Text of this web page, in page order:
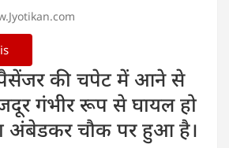
पैसेंजर की चपेट में आने से
गंभीर रूप से घायल हो
अंबेडकर चौक पर हुआ है।